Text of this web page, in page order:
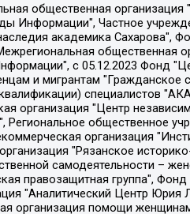
самодеятельности – женское общественное объединение "Женщины Евразии", Челябинский региональный орган общественной самодеятельности "Уральская правозащитная группа", Фонд содействия защите здоровья и социальной справедливости имени Андрея Рылькова, Автономная Некоммерческая Организация "Аналитический Центр Юрия Левады", Автономная некоммерческая организация социальной поддержки населения "Проект Апрель", Региональная общественная организация помощи женщинам и детям, находящимся в кризисной ситуации "Информационно-методический центр "Анна", Фонд содействия развитию массовых коммуникаций и правовому просвещению "Так-так-Так", Фонд содействия устойчивому развитию "Серебряная тайга", Свердловский региональный общественный фонд социальных проектов "Новое время", "Idel.Реалии", Кавказ.Реалии, Крым.Реалии, Телеканал Настоящее Время, Татаро-башкирская служба Радио Свобода (Azatliq Radiosi), Радио Свободная Европа/Радио Свобода (PCE/PC), "Сибирь.Реалии", "Фактограф", Благотворительный фонд помощи осужденным и их семьям, Автономная некоммерческая организация "Институт глобализации и социальных движений", Фонд "В защиту прав заключенных", Частное учреждение "Центр поддержки и содействия развитию средств массовой информации", Пензенский региональный общественный благотворительный фонд "Гражданский союз", "Север.Реалии", Некоммерческая организация Фонд "Правовая инициатива", Общество с ограниченной ответственностью "Радио Свободная Европа/Радио Свобода", Чешское информационное агентство "MEDIUM-ORIENT", Красноярская региональная общественная организация "Мы против СПИДа", Камалягин Денис Николаевич, Маркелов Сергей Евгеньевич, Пономарев Лев Александрович, Савицкая Людмила Алексеевна, Автономная некоммерческая организация "Центр по работе с проблемой насилия "НАСИЛИЮ.НЕТ", Межрегиональный профессиональный союз работников здравоохранения "Альянс врачей", Юридическое